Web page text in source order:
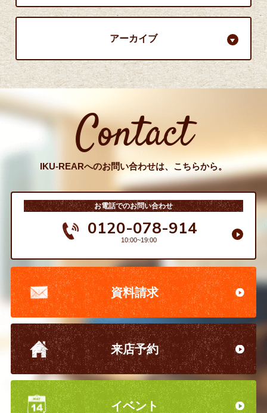
アーカイブ
Contact
IKU-REARへのお問い合わせは、こちらから。
お電話でのお問い合わせ
0120-078-914
10:00~19:00
資料請求
来店予約
イベント